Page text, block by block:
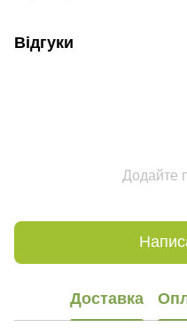
Відгуки
Додайте
Доставка